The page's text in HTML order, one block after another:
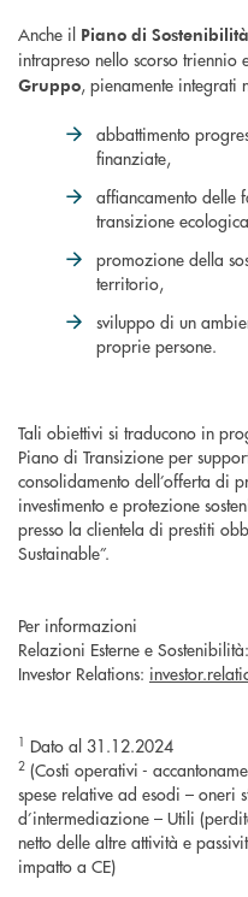
Anche il Piano di Sostenibilità
intrapreso nello scorso triennio
Gruppo, pienamente integrati
abbattimento
finanziate,
affiancamento delle
transizione
promozione della
territorio,
sviluppo di un
proprie persone.
Tali obiettivi si traducono in
Piano di Transizione per
consolidamento dell’offerta di
investimento e protezione
presso la clientela di prestiti
Sustainable”.
Per informazioni
Relazioni Esterne e Sostenibilità:
Investor Relations:
1 Dato al 31.12.2024
2 (Costi operativi -
spese relative ad esodi –
d’intermediazione – Utili
netto delle altre attività e
impatto a CE)